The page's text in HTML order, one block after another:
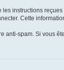
instructions
Cette
anti-spam. Si vous